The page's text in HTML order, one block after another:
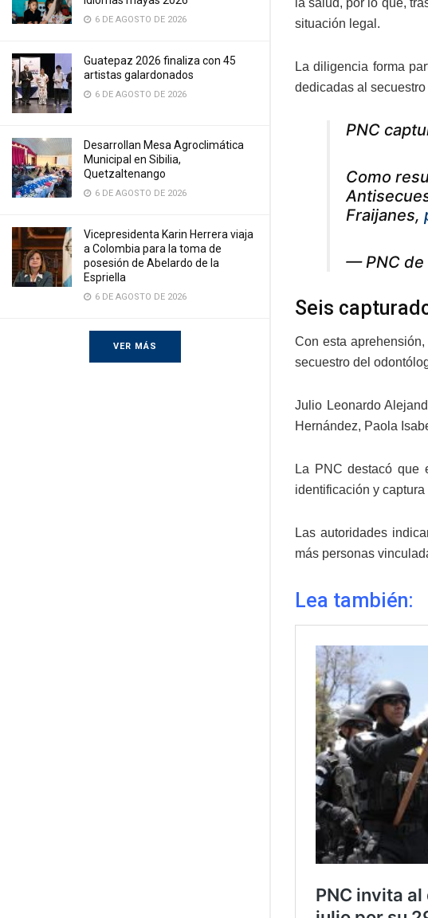
6 DE AGOSTO DE 2026
Guatepaz 2026 finaliza con 45
artistas galardonados
6 DE AGOSTO DE 2026
Desarrollan Mesa Agroclimática
Municipal en Sibilia,
Quetzaltenango
6 DE AGOSTO DE 2026
Vicepresidenta Karin Herrera viaja
a Colombia para la toma de
posesión de Abelardo de la
Espriella
6 DE AGOSTO DE 2026
VER MÁS
situación legal.
La diligencia forma
dedicadas al
PNC
Como
Fraijanes,
— PNC de
Seis
Con esta
secuestro del
Julio Leonardo
Hernández, Paola
La PNC destacó que
identificación y
Las autoridades
más personas
Lea también: